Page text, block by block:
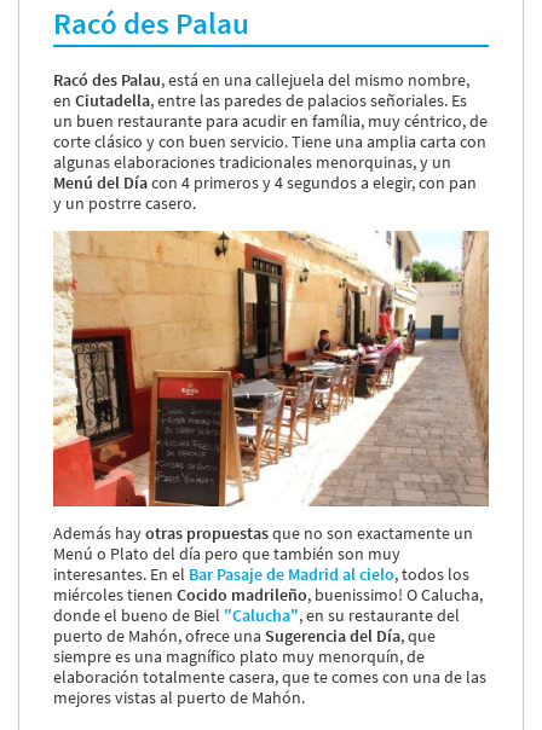
Racó des Palau
Racó des Palau, está en una callejuela del mismo nombre,
enCiutadella, entre las paredes de palacios señoriales. Es
un buen restaurante para acudir en família, muy céntrico, de
corte clásico y con buen servicio. Tiene una amplia carta con
algunas elaboraciones tradicionales menorquinas, y un
Menú del Díacon 4 primeros y 4 segundos a elegir, con pan
y un postrre casero.
Además hayotras propuestasque no son exactamente un
Menú o Plato del día pero que también son muy
interesantes. En el Bar Pasaje de Madrid al cielo, todos los
miércoles tienenCocido madrileño, buenissimo! O Calucha,
donde el bueno de Biel "Calucha", en su restaurante del
puerto de Mahón, ofrece una Sugerencia del Día, que
siempre es una magnífico plato muy menorquín, de
elaboración totalmente casera, que te comes con una de las
mejores vistas al puerto de Mahón.